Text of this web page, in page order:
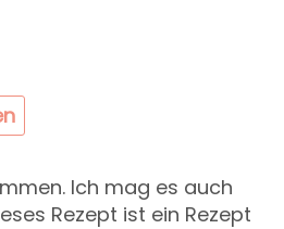
Ich mag es auch
Rezept ist ein Rezept